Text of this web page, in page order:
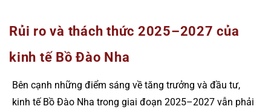
Rủi ro và thách thức 2025–2027 của
kinh tế Bồ Đào Nha
Bên cạnh những điểm sáng về tăng trưởng và đầu tư,
kinh tế Bồ Đào Nha trong giai đoạn 2025–2027 vẫn phải